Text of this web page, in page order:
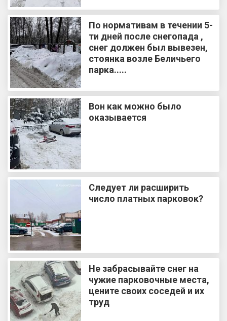
По нормативам в течении 5-
ти дней после снегопада ,
снег должен был вывезен,
стоянка возле Беличьего
парка.....
Вон как можно было
оказывается
Следует ли расширить
число платных парковок?
Не забрасывайте снег на
чужие парковочные места,
цените своих соседей и их
труд